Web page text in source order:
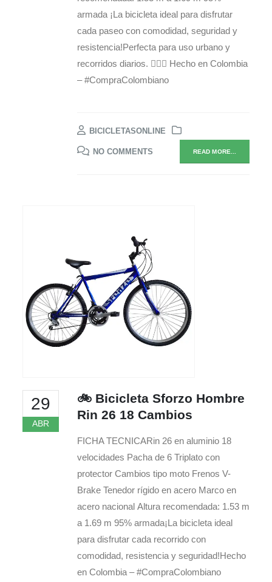
armada ¡La bicicleta ideal para disfrutar
cada paseo con comodidad, seguridad y
resistencia!Perfecta para uso urbano y
recorridos diarios. 🚴‍♀️✨ Hecho en Colombia
– #CompraColombiano
BICICLETASONLINE
NO COMMENTS READ MORE...
29
ABR
🚲 Bicicleta Sforzo Hombre
Rin 26 18 Cambios
FICHA TECNICARin 26 en aluminio 18
velocidades Pacha de 6 Triplato con
protector Cambios tipo moto Frenos V-
Brake Tenedor rígido en acero Marco en
acero nacional Altura recomendada: 1.53 m
a 1.69 m 95% armada¡La bicicleta ideal
para disfrutar cada recorrido con
comodidad, resistencia y seguridad!Hecho
en Colombia – #CompraColombiano